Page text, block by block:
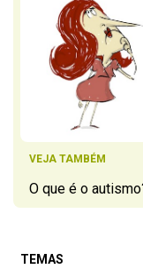
VEJA TAMBÉM
O que é o
TEMAS